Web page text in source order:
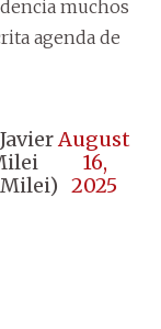
muchos
agenda de
August
16,
2025